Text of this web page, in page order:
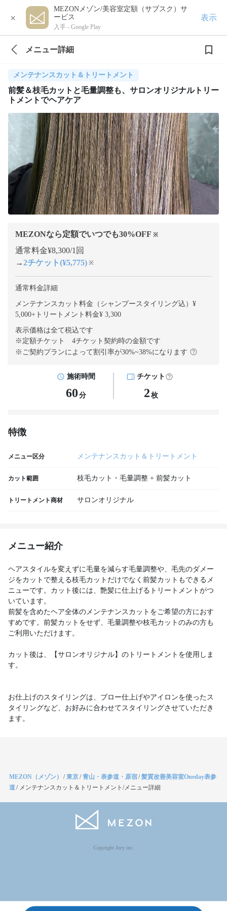
×
MEZONメゾン/美容室定額（サブスク）サ
ービス
入手 - Google Play
表示
メニュー詳細
メンテナンスカット＆トリートメント
前髪＆枝毛カットと毛量調整も、サロンオリジナルトリー
トメントでヘアケア
MEZONなら定額でいつでも30%OFF ※
通常料金¥8,300/1回
→2チケット(¥5,775) ※
通常料金詳細
メンテナンスカット料金（シャンプースタイリング込）¥
5,000+ トリートメント料金¥ 3,300
表示価格は全て税込です
※定額チケット 4チケット契約時の金額です
※ご契約プランによって割引率が30%~38%になります
施術時間
60 分
チケット
2 枚
特徴
メニュー区分 メンテナンスカット＆トリートメント
カット範囲 枝毛カット・毛量調整 + 前髪カット
トリートメント商材 サロンオリジナル
メニュー紹介
ヘアスタイルを変えずに毛量を減らす毛量調整や、毛先のダメー
ジをカットで整える枝毛カットだけでなく前髪カットもできるメ
ニューです。カット後には、艶髪に仕上げるトリートメントがつ
いています。
前髪を含めたヘア全体のメンテナンスカットをご希望の方におす
すめです。前髪カットをせず、毛量調整や枝毛カットのみの方も
ご利用いただけます。
カット後は、【サロンオリジナル】のトリートメントを使用しま
す。
お仕上げのスタイリングは、ブロー仕上げやアイロンを使ったス
タイリングなど、お好みに合わせてスタイリングさせていただき
ます。
MEZON（メゾン） /東京/青山・表参道・原宿/髪質改善美容室Oneday表参
道/ メンテナンスカット＆トリートメント/メニュー詳細
Copyright Jocy inc.